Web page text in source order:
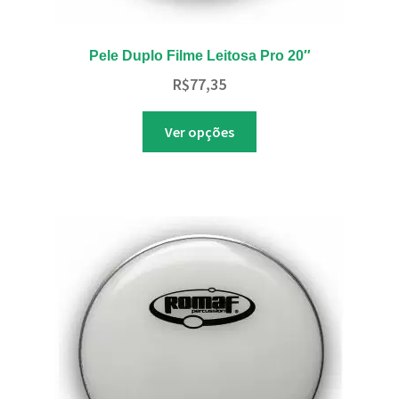
Pele Duplo Filme Leitosa Pro 20″
R$77,35
Ver opções
opções
podem
escolhidas